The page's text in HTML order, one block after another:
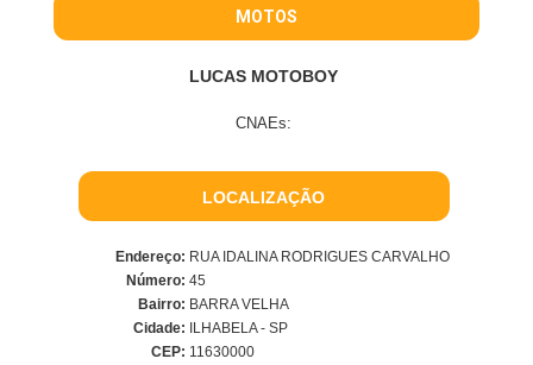
MOTOS
LUCAS MOTOBOY
CNAEs:
LOCALIZAÇÃO
Endereço: RUA IDALINA RODRIGUES CARVALHO
Número: 45
Bairro: BARRA VELHA
Cidade:
ILHABELA - SP
CEP: 11630000